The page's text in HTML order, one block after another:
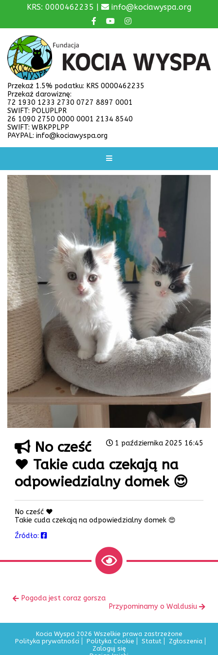
KRS: 0000462235 | info@kociawyspa.org
Przekaż 1.5% podatku: KRS 0000462235
Przekaż darowiznę:
72 1930 1233 2730 0727 8897 0001
SWIFT: POLUPLPR
26 1090 2750 0000 0001 2134 8540
SWIFT: WBKPPLPP
PAYPAL: info@kociawyspa.org
1 października 2025 16:45
No cześć
❤️ Takie cuda czekają na
odpowiedzialny domek 😍
No cześć ❤️
Takie cuda czekają na odpowiedzialny domek 😍
Źródło:
innePoprzedni
Pogoda jest coraz gorsza
Następny
Przypominamy o Waldusiu
Kocia Wyspa 2026 Wszelkie prawa zastrzeżone
Polityka prywatności
Polityka Cookie Statut
Zgłoszenia
Zaloguj się